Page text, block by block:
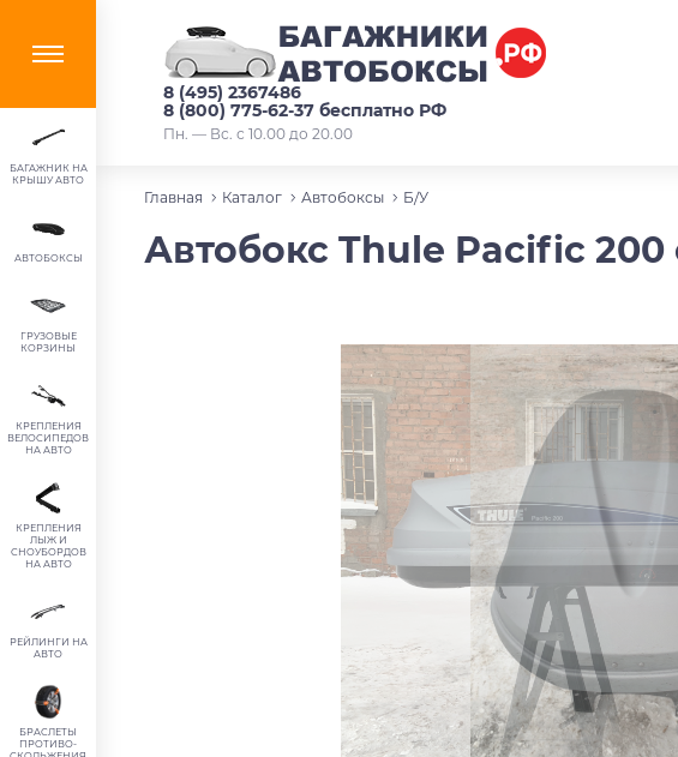
8 (495) 2367486
8 (800) 775-62-37 бесплатно РФ
Пн. — Вс. с 10.00 до 20.00
БАГАЖНИК НА
КРЫШУ АВТО
АВТОБОКСЫ
ГРУЗОВЫЕ
КОРЗИНЫ
КРЕПЛЕНИЯ
ВЕЛОСИПЕДОВ
НА АВТО
КРЕПЛЕНИЯ
ЛЫЖ И
СНОУБОРДОВ
НА АВТО
РЕЙЛИНГИ НА
АВТО
БРАСЛЕТЫ
ПРОТИВО-
Главная Каталог Автобоксы Б/У
Автобокс Thule Pacific